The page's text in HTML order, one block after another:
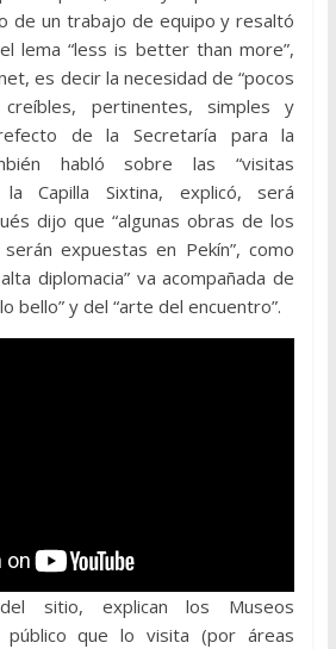
de un trabajo de equipo y resaltó
lema “less is better than more”,
es decir la necesidad de “pocos
pertinentes, simples y
de la Secretaría para la
habló sobre las “visitas
Capilla Sixtina, explicó, será
dijo que “algunas obras de los
expuestas en Pekín”, como
diplomacia” va acompañada de
bello” y del “arte del encuentro”.
sitio, explican los Museos
público que lo visita (por áreas